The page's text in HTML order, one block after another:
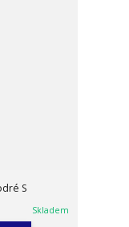
S
Skladem